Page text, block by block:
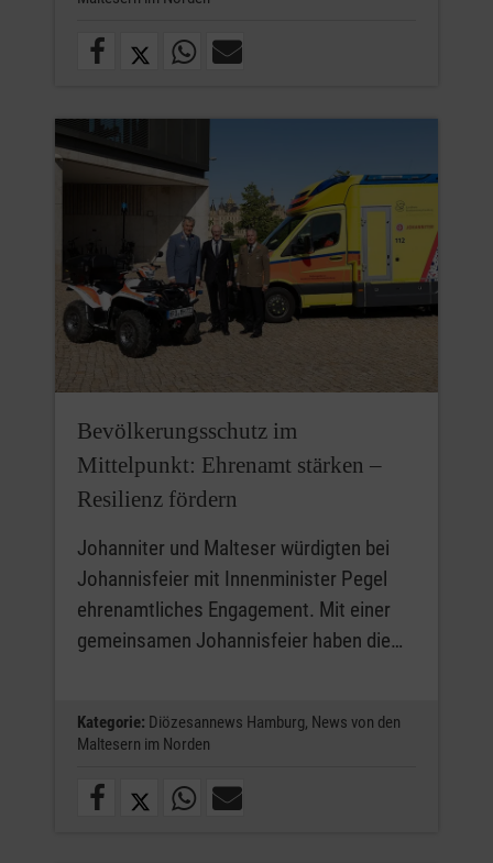
Bevölkerungsschutz im
Mittelpunkt: Ehrenamt stärken –
Resilienz fördern
Johanniter und Malteser würdigten bei
Johannisfeier mit Innenminister Pegel
ehrenamtliches Engagement. Mit einer
gemeinsamen Johannisfeier haben die…
Kategorie: Diözesannews Hamburg, News von den
Maltesern im Norden